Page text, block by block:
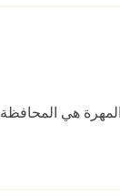
هي المحافظة